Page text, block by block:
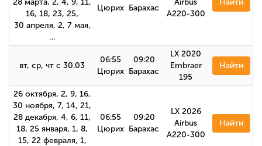
28 марта, 2, 4, 9, 11,
16, 18, 23, 25,
30 апреля, 2, 7 мая,
…
Цюрих Барахас
Airbus
A220-300
Найти
вт, ср, чт с 30.03
06:55
Цюрих
09:20
Барахас
LX 2020
Embraer
195
Найти
26 октября, 2, 9, 16,
30 ноября, 7, 14, 21,
28 декабря, 4, 6, 11,
18, 25 января, 1, 8,
15, 22 февраля, 1,
06:55
Цюрих
09:20
Барахас
LX 2026
Airbus
A220-300
Найти